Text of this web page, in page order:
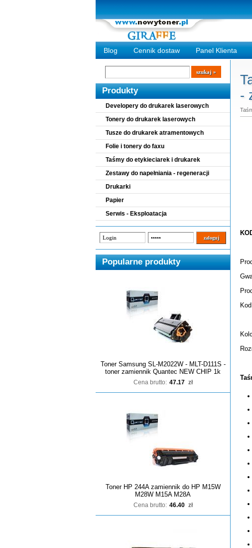
Blog Cennik dostaw Panel Klienta
Wyszukiwarka
szukaj
Produkty
Developery do drukarek laserowych
Tonery do drukarek laserowych
Tusze do drukarek atramentowych
Folie i tonery do faxu
Taśmy do etykieciarek i drukarek
Zestawy do napełniania - regeneracji
Drukarki
Papier
Serwis - Eksploatacja
Popularne produkty
Toner Samsung SL-M2022W - MLT-D111S -
toner zamiennik Quantec NEW CHIP 1k
Cena brutto: 47.17 zł
Toner HP 244A zamiennik do HP M15W
M28W M15A M28A
Cena brutto: 46.40 zł
-